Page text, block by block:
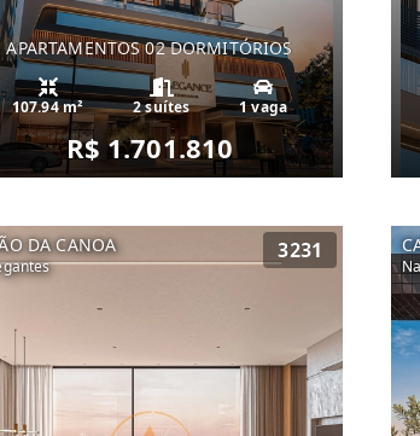
APARTAMENTOS 02 DORMITÓRIOS
107.94 m² 2 suítes 1 vaga
R$ 1.701.810
DA CANOA 3231